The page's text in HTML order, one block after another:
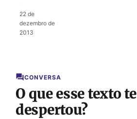
incontável
22 de
dezembro de
2013
CONVERSA
O que esse texto te
despertou?